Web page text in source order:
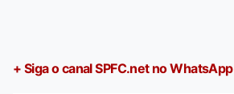
+ Siga o canal SPFC.net no WhatsApp